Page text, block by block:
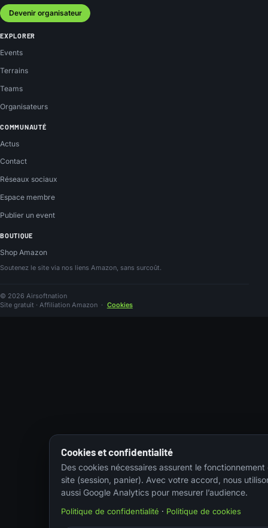
Devenir organisateur
EXPLORER
Events
Terrains
Teams
Organisateurs
COMMUNAUTÉ
Actus
Contact
Réseaux sociaux
Espace membre
Publier un event
BOUTIQUE
Shop Amazon
Soutenez le site via nos liens Amazon, sans surcoût.
© 2026 Airsoftnation
Site gratuit · Affiliation Amazon · Cookies
Cookies et confidentialité
Des cookies nécessaires assurent le fonctionnement
site (session, panier). Avec votre accord, nous
aussi Google Analytics pour mesurer l’audience.
Politique de confidentialité · Politique de cookies